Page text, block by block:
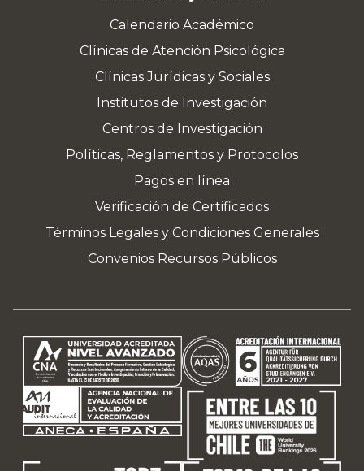
Calendario Académico
Clínicas de Atención Psicológica
Clínicas Jurídicas y Sociales
Institutos de Investigación
Centros de Investigación
Políticas, Reglamentos y Protocolos
Pagos en línea
Verificación de Certificados
Términos Legales y Condiciones Generales
Convenios Recursos Públicos